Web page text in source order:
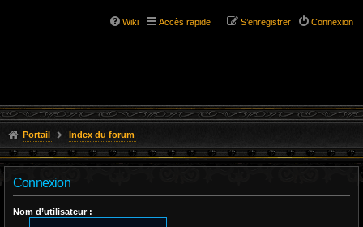
Wiki Accès rapide Connexion
S’enregistrer
Portail Index du forum
Connexion
Nom d’utilisateur :